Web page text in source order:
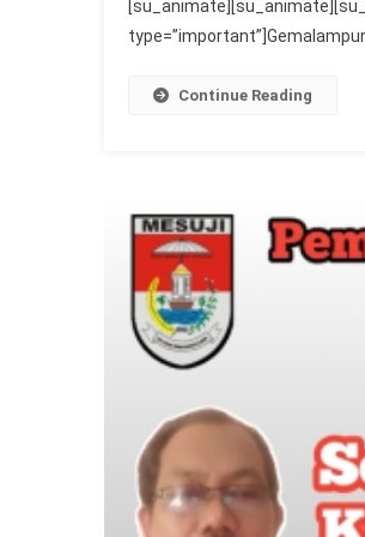
Continue Reading